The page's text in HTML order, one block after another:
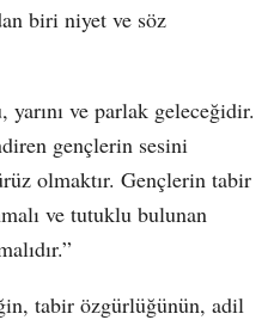
biri niyet ve söz
ve parlak geleceğidir.
gençlerin sesini
olmaktır. Gençlerin tabir
ve tutuklu bulunan
tabir özgürlüğünün, adil